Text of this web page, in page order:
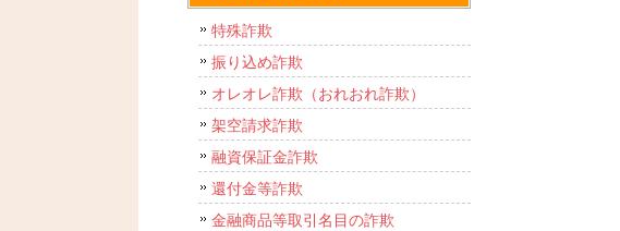
特殊詐欺
振り込め詐欺
オレオレ詐欺（おれおれ詐欺）
架空請求詐欺
融資保証金詐欺
還付金等詐欺
金融商品等取引名目の詐欺